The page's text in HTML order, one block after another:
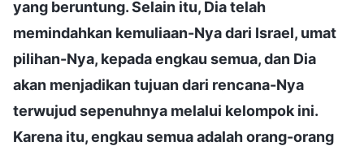
yang beruntung. Selain itu, Dia telah
memindahkan kemuliaan-Nya dari Israel, umat
pilihan-Nya, kepada engkau semua, dan Dia
akan menjadikan tujuan dari rencana-Nya
terwujud sepenuhnya melalui kelompok ini.
Karena itu, engkau semua adalah orang-orang